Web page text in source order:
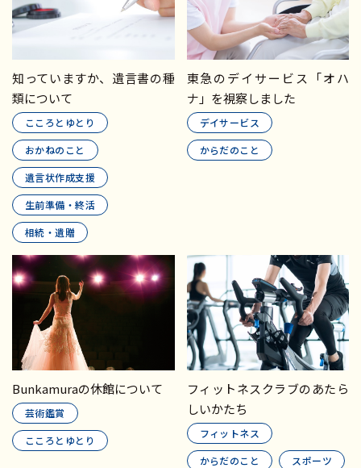
知っていますか、遺言書の種
類について
こころとゆとり
おかねのこと
遺言状作成支援
生前準備・終活
相続・遺贈
東急のデイサービス「オハ
ナ」を視察しました
デイサービス
からだのこと
Bunkamuraの休館について
芸術鑑賞
こころとゆとり
フィットネスクラブのあたら
しいかたち
フィットネス
からだのこと
スポーツ